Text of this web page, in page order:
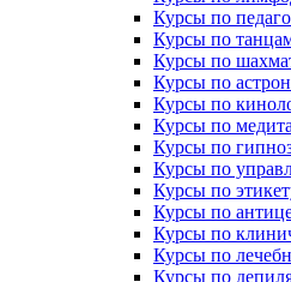
Курсы по
Курсы по
Курсы по
Курсы по
Курсы по
Курсы по
Курсы по
Курсы по
Курсы по
Курсы по
Курсы по
Курсы по
Курсы по